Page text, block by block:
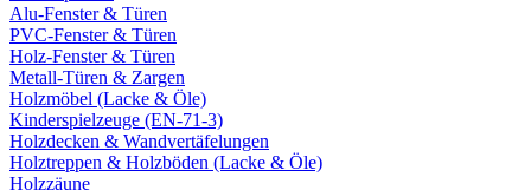
Alu-Fenster & Türen
PVC-Fenster & Türen
Holz-Fenster & Türen
Metall-Türen & Zargen
Holzmöbel (Lacke & Öle)
Kinderspielzeuge (EN-71-3)
Holzdecken & Wandvertäfelungen
Holztreppen & Holzböden (Lacke & Öle)
Holzzäune